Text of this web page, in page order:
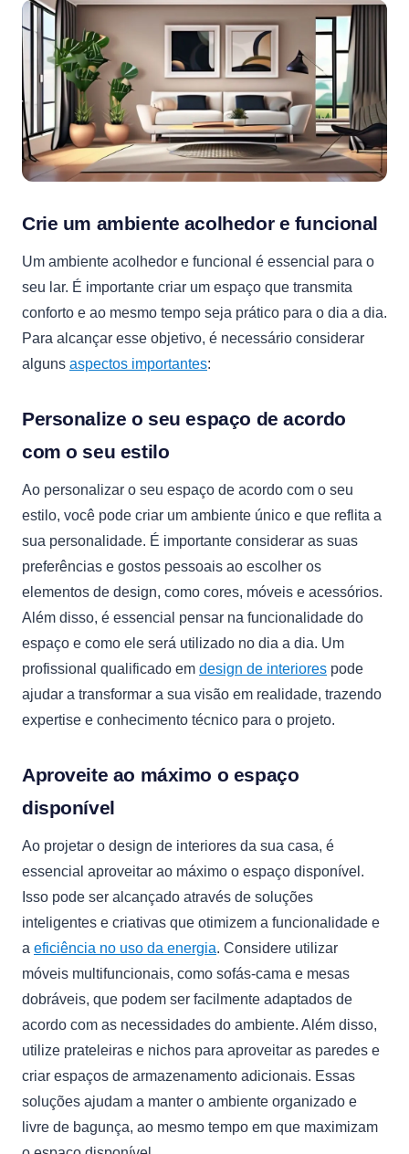
Crie um ambiente acolhedor e funcional
Um ambiente acolhedor e funcional é essencial para o
seu lar. É importante criar um espaço que transmita
conforto e ao mesmo tempo seja prático para o dia a dia.
Para alcançar esse objetivo, é necessário considerar
alguns aspectos importantes:
Personalize o seu espaço de acordo
com o seu estilo
Ao personalizar o seu espaço de acordo com o seu
estilo, você pode criar um ambiente único e que reflita a
sua personalidade. É importante considerar as suas
preferências e gostos pessoais ao escolher os
elementos de design, como cores, móveis e acessórios.
Além disso, é essencial pensar na funcionalidade do
espaço e como ele será utilizado no dia a dia. Um
profissional qualificado em design de interiores pode
ajudar a transformar a sua visão em realidade, trazendo
expertise e conhecimento técnico para o projeto.
Aproveite ao máximo o espaço
disponível
Ao projetar o design de interiores da sua casa, é
essencial aproveitar ao máximo o espaço disponível.
Isso pode ser alcançado através de soluções
inteligentes e criativas que otimizem a funcionalidade e
a eficiência no uso da energia. Considere utilizar
móveis multifuncionais, como sofás-cama e mesas
dobráveis, que podem ser facilmente adaptados de
acordo com as necessidades do ambiente. Além disso,
utilize prateleiras e nichos para aproveitar as paredes e
criar espaços de armazenamento adicionais. Essas
soluções ajudam a manter o ambiente organizado e
livre de bagunça, ao mesmo tempo em que maximizam